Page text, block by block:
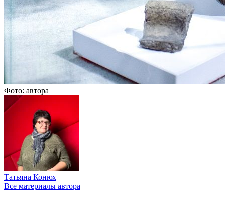
Фото: автора
Татьяна Конюх
Все материалы автора